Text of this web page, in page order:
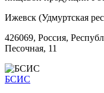
Ижевск (Удмуртская
426069, Россия,
Песочная, 11
БСИС